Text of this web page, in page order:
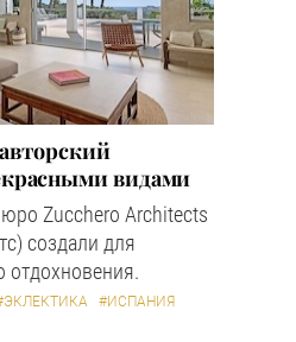
видами
Zucchero Architects
создали для
отдохновения.
#ИСПАНИЯ